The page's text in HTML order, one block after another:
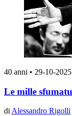
40 anni • 29-10-2025
Le mille
di Alessandro Rigolli